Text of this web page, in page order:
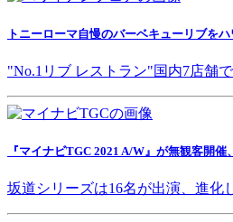
トニーローマ自慢のバーベキューリブをハ
"No.1リブ レストラン"国内7店舗
『マイナビTGC 2021 A/W』が無観客開催
坂道シリーズは16名が出演、進化